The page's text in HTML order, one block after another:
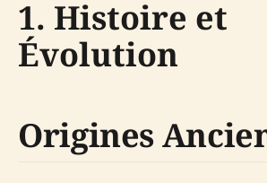
1. Histoire et
Évolution
Origines